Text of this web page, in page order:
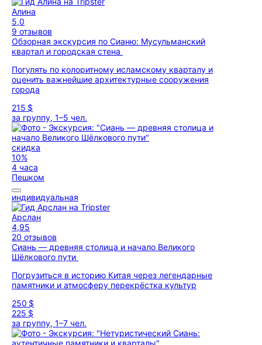
Алина
5,0
9 отзывов
Обзорная экскурсия по Сианю: Мусульманский
квартал и городская стена
Погулять по колоритному исламскому кварталу и
оценить важнейшие архитектурные сооружения
города
215 $
за группу, 1–5 чел.
скидка
10%
4 часа
Пешком
индивидуальная
Арслан
4,95
20 отзывов
Сиань — древняя столица и начало Великого
Шёлкового пути
Погрузиться в историю Китая через легендарные
памятники и атмосферу перекрёстка культур
250 $
225 $
за группу, 1–7 чел.